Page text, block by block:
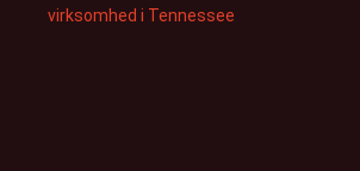
virksomhed i Tennessee